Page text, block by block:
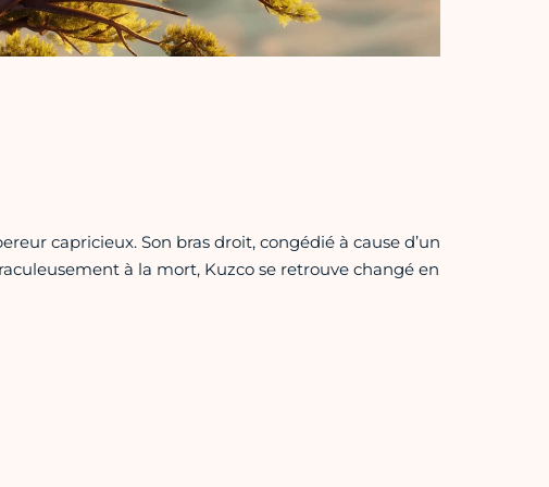
capricieux. Son bras droit, congédié à cause d’un
à la mort, Kuzco se retrouve changé en